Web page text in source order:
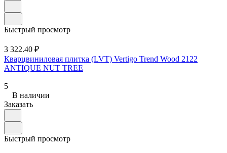
Быстрый просмотр
3 322.40 ₽
Кварцвиниловая плитка (LVT) Vertigo Trend Wood 2122
ANTIQUE NUT TREE
5
В наличии
Заказать
Быстрый просмотр